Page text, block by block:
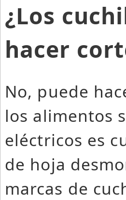
¿Los
hacer
No, puede
los alimentos
eléctricos es
de hoja
marcas de